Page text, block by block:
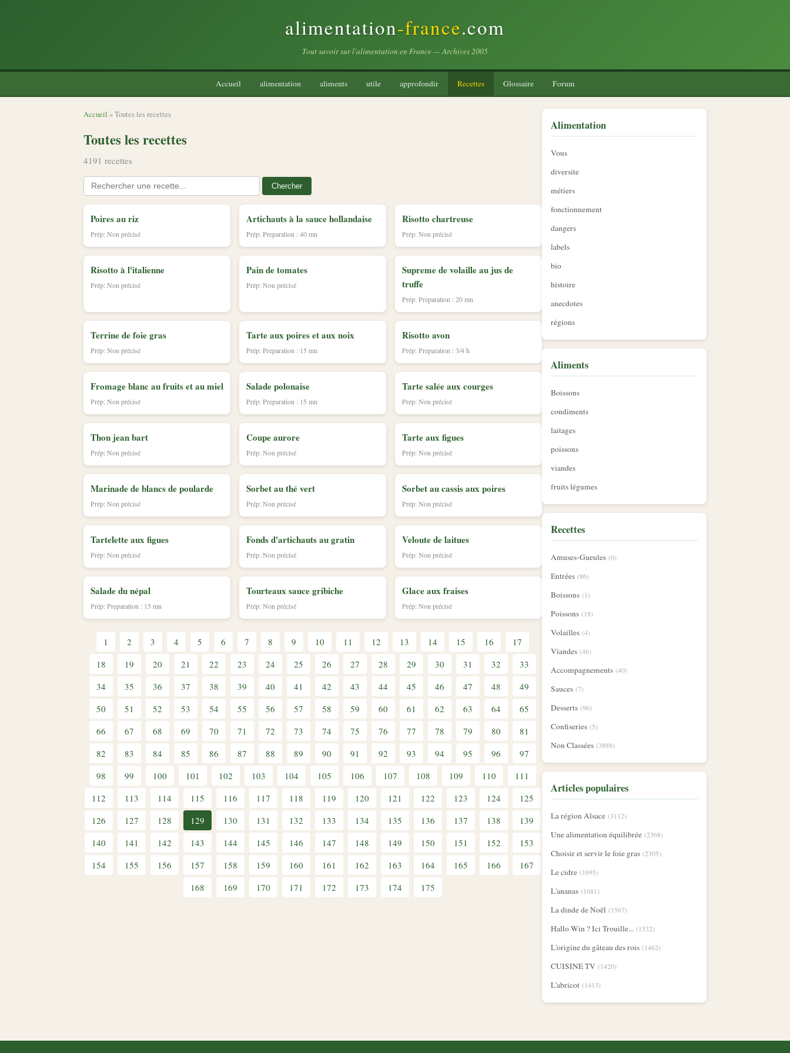
alimentation-france.com
Tout savoir sur l'alimentation en France — Archives 2005
Accueil alimentation aliments utile approfondir Recettes Glossaire Forum
Accueil » Toutes les recettes
Toutes les recettes
4191 recettes
Chercher
Poires au riz
Prép: Non précisé
Artichauts à la sauce hollandaise
Prép: Preparation : 40 mn
Risotto chartreuse
Prép: Non précisé
Risotto à l'italienne
Prép: Non précisé
Pain de tomates
Prép: Non précisé
Supreme de volaille au jus de
truffe
Prép: Preparation : 20 mn
Terrine de foie gras
Prép: Non précisé
Tarte aux poires et aux noix
Prép: Preparation : 15 mn
Risotto avon
Prép: Preparation : 3/4 h
Fromage blanc au fruits et au miel
Prép: Non précisé
Salade polonaise
Prép: Preparation : 15 mn
Tarte salée aux courges
Prép: Non précisé
Thon jean bart
Prép: Non précisé
Coupe aurore
Prép: Non précisé
Tarte aux figues
Prép: Non précisé
Marinade de blancs de poularde
Prép: Non précisé
Sorbet au thé vert
Prép: Non précisé
Sorbet au cassis aux poires
Prép: Non précisé
Tartelette aux figues
Prép: Non précisé
Fonds d'artichauts au gratin
Prép: Non précisé
Veloute de laitues
Prép: Non précisé
Salade du népal
Prép: Preparation : 15 mn
Tourteaux sauce gribiche
Prép: Non précisé
Glace aux fraises
Prép: Non précisé
1 2 3 4 5 6 7 8 9 10 11 12 13 14 15 16
17
18
19 20 21 22 23 24 25 26 27 28 29 30 31 32
33
34
35 36 37 38 39 40 41 42 43 44 45 46 47 48
49
50
51 52 53 54 55 56 57 58 59 60 61 62 63 64
65
66
67 68 69 70 71 72 73 74 75 76 77 78 79 80
81
82
83 84 85 86 87 88 89 90 91 92 93 94 95 96
97
98
99 100 101 102 103 104 105 106 107 108 109 110
111
112
113 114 115 116 117 118 119 120 121 122 123 124
125
126
127 128 129 130 131 132 133 134 135 136 137 138
139
140
141 142 143 144 145 146 147 148 149 150 151 152
153
154
155 156 157 158 159 160 161 162 163 164 165 166
167
168
169 170 171 172 173 174 175
Alimentation
Vous
diversite
métiers
fonctionnement
dangers
labels
bio
histoire
anecdotes
régions
Aliments
Boissons
condiments
laitages
poissons
viandes
fruits légumes
Recettes
Amuses-Gueules (0)
Entrées (86)
Boissons (1)
Poissons (18)
Volailles (4)
Viandes (46)
Accompagnements (40)
Sauces (7)
Desserts (96)
Confiseries (5)
Non Classées (3888)
Articles populaires
La région Alsace (3112)
Une alimentation équilibrée (2368)
Choisir et servir le foie gras (2305)
Le cidre (1695)
L'ananas (1681)
La dinde de Noël (1567)
Hallo Win ? Ici Trouille... (1532)
L'origine du gâteau des rois (1462)
CUISINE TV (1420)
L'abricot (1413)